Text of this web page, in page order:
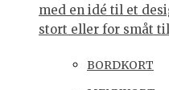
med en idé til et
stort eller for småt
BORDKORT